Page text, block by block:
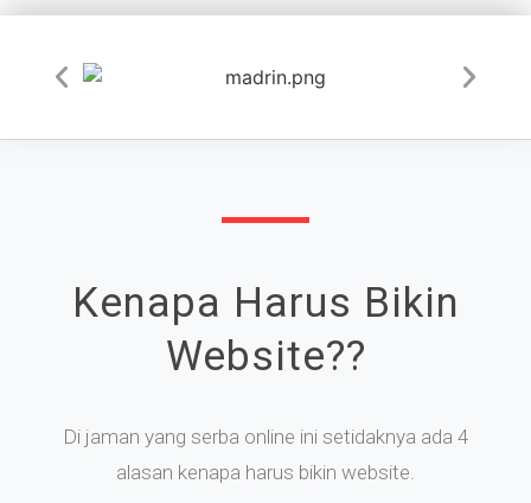
Kenapa Harus Bikin
Website??
Di jaman yang serba online ini setidaknya ada 4
alasan kenapa harus bikin website.